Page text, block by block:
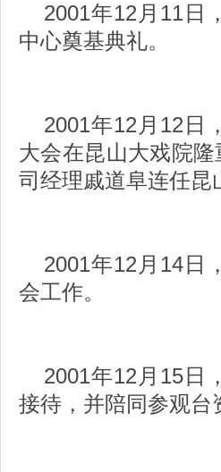
2001年12月11日
中心奠基典礼。
2001年12月12日
大会在昆山大戏院
司经理戚道阜连任昆
2001年12月14日
会工作。
2001年12月15日
接待，并陪同参观台